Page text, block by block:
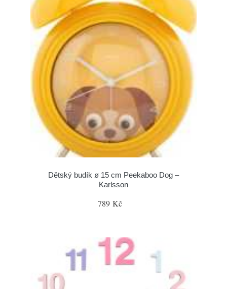
Dětský budík ø 15 cm Peekaboo Dog –
Karlsson
789 Kč